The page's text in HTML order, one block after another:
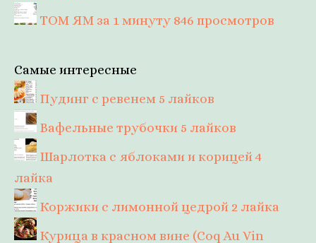
ТОМ ЯМ за 1 минуту 846 просмотров
Самые интересные
Пудинг с ревенем 5 лайков
Вафельные трубочки 5 лайков
Шарлотка с яблоками и корицей4
лайка
Коржики с лимонной цедрой 2 лайка
Курица в красном вине (Coq Au Vin